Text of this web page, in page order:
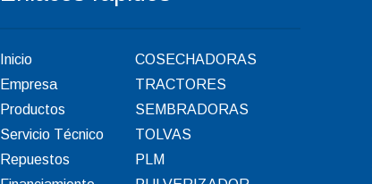
Inicio
Empresa
Productos
Servicio Técnico
Repuestos
COSECHADORAS
TRACTORES
SEMBRADORAS
TOLVAS
PLM